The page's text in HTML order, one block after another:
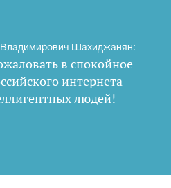
Шахиджанян:
в спокойное
интернета
людей!